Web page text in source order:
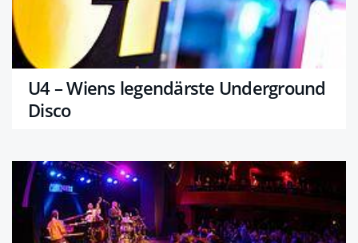
U4 – Wiens legendärste Underground
Disco